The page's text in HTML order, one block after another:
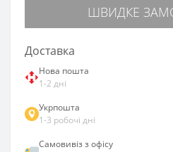
ШВИДКЕ
Доставка
Нова пошта
1-2 дні
Укрпошта
1-3 робочі дні
Самовивіз з офісу